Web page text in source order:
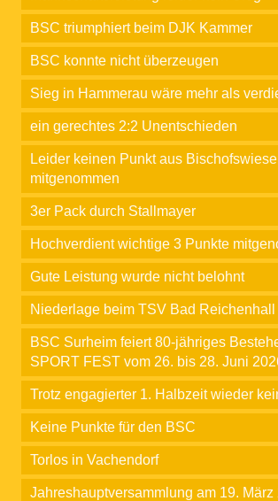
BSC triumphiert beim DJK Kammer
BSC konnte nicht überzeugen
Sieg in Hammerau wäre mehr als
ein gerechtes 2:2 Unentschieden
Leider keinen Punkt aus
mitgenommen
3er Pack durch Stallmayer
Hochverdient wichtige 3 Punkte
Gute Leistung wurde nicht belohnt
Niederlage beim TSV Bad Reichenhall
BSC Surheim feiert 80-jähriges
SPORT FEST vom 26. bis 28. Juni
Trotz engagierter 1. Halbzeit wieder
Keine Punkte für den BSC
Torlos in Vachendorf
Jahreshauptversammlung am 19.